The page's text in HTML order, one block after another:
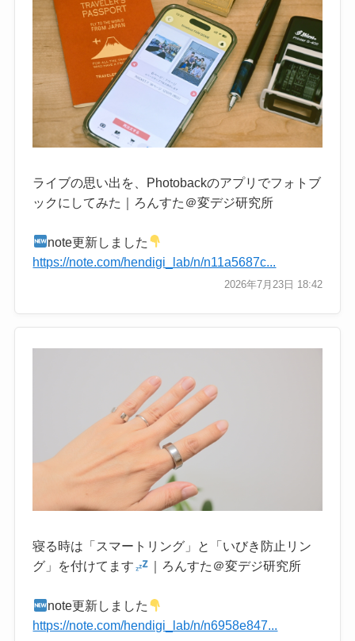
ライブの思い出を、Photobackのアプリでフォトブ
ックにしてみた｜ろんすた＠変デジ研究所
note更新しました
https://note.com/hendigi_lab/n/n11a5687c...
2026年7月23日 18:42
寝る時は「スマートリング」と「いびき防止リン
グ」を付けてます
｜ろんすた＠変デジ研究所
note更新しました
https://note.com/hendigi_lab/n/n6958e847...